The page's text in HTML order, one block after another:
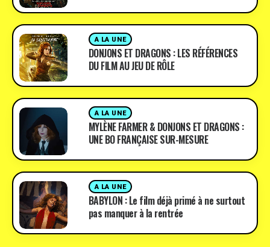
A LA UNE
DONJONS ET DRAGONS : LES RÉFÉRENCES
DU FILM AU JEU DE RÔLE
A LA UNE
MYLÈNE FARMER & DONJONS ET DRAGONS :
UNE BO FRANÇAISE SUR-MESURE
A LA UNE
BABYLON : Le film déjà primé à ne surtout
pas manquer à la rentrée